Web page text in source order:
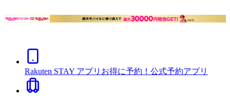
Rakuten STAY アプリ お得に予約！公式予約アプリ